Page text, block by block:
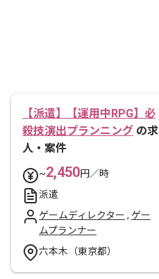
【派遣】【運用中RPG】必
殺技演出プランニング の求
人・案件
~2,450円／時
派遣
ゲームディレクター , ゲー
ムプランナー
六本木（東京都）